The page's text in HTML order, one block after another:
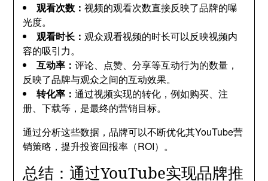
观看次数：视频的观看次数直接反映了品牌的曝
光度。
观看时长：观众观看视频的时长可以反映视频内
容的吸引力。
互动率：评论、点赞、分享等互动行为的数量，
反映了品牌与观众之间的互动效果。
转化率：通过视频实现的转化，例如购买、注
册、下载等，是最终的营销目标。
通过分析这些数据，品牌可以不断优化其YouTube营
销策略，提升投资回报率（ROI）。
总结：通过YouTube实现品牌推